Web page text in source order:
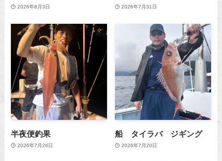
2026年8月3日 2026年7月31日
半夜便釣果
2026年7月26日
船 タイラバ ジギング
2026年7月20日